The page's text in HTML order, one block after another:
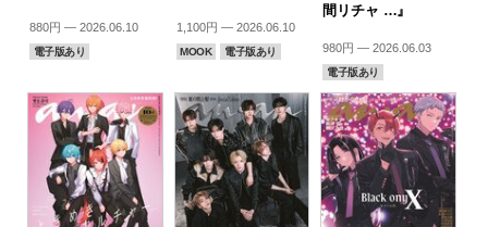
880円 — 2026.06.10
電子版あり
1,100円 — 2026.06.10
MOOK 電子版あり
間リチャ …』
980円 — 2026.06.03
電子版あり